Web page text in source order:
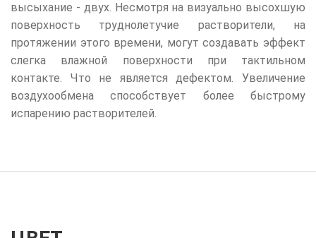
высыхание - двух. Несмотря на визуально высохшую
поверхность труднолетучие растворители, на
протяжении этого времени, могут создавать эффект
слегка влажной поверхности при тактильном
контакте. Что не является дефектом. Увеличение
воздухообмена способствует более быстрому
испарению растворителей.